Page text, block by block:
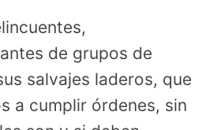
de grupos de
salvajes laderos, que
a cumplir órdenes, sin